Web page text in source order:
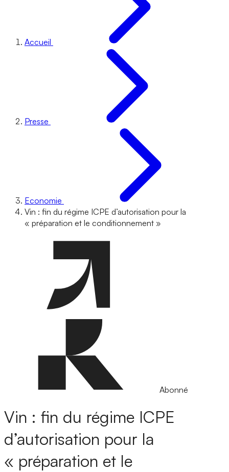
Accueil
Presse
Economie
Vin : fin du régime ICPE d’autorisation pour la
« préparation et le conditionnement »
Abonné
Vin : fin du régime ICPE
d’autorisation pour la
« préparation et le